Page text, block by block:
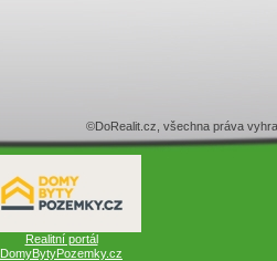
©DoRealit.cz, všechna práva
Realitní portál
DomyBytyPozemky.cz